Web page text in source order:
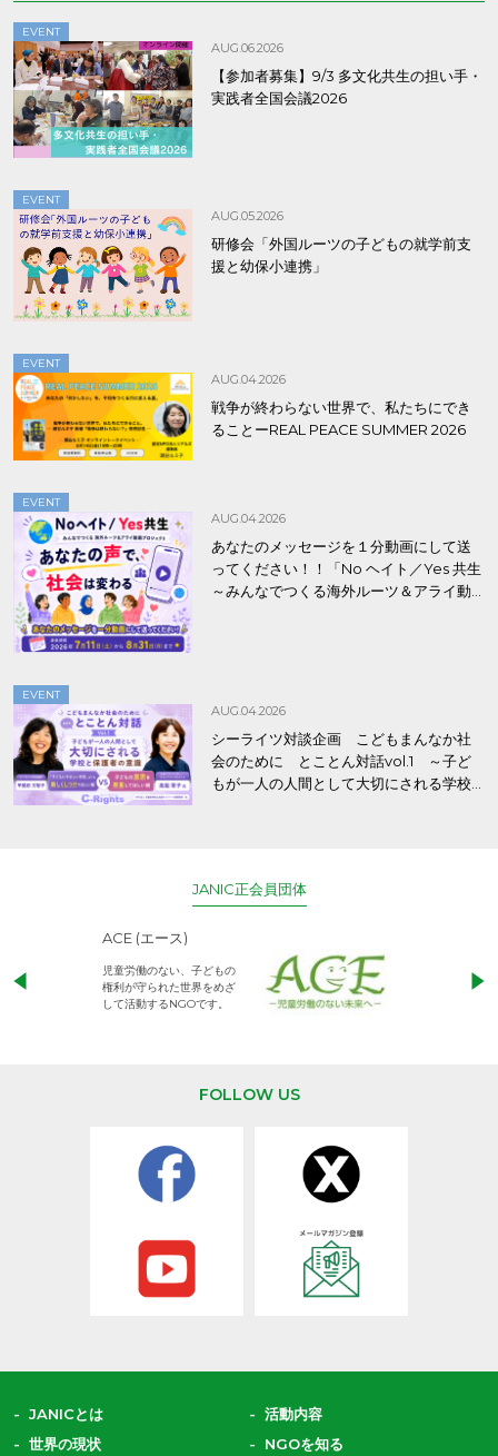
EVENT
AUG.06.2026
【参加者募集】9/3 多文化共生の担い手・
実践者全国会議2026
EVENT
AUG.05.2026
研修会「外国ルーツの子どもの就学前支
援と幼保小連携」
EVENT
AUG.04.2026
戦争が終わらない世界で、私たちにでき
ることーREAL PEACE SUMMER 2026
EVENT
AUG.04.2026
あなたのメッセージを１分動画にして送
ってください！！「No ヘイト／Yes 共生
～みんなでつくる海外ルーツ＆アライ動
EVENT
AUG.04.2026
シーライツ対談企画 こどもまんなか社
会のために とことん対話vol.1 ～子ど
もが一人の人間として大切にされる学校
JANIC正会員団体
ACE (エース)
児童労働のない、子どもの
権利が守られた世界をめざ
して活動するNGOです。
私たちの願いは
FOLLOW US
JANICとは
活動内容
世界の現状
NGOを知る